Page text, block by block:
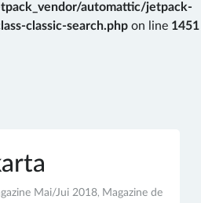
automattic/jetpack-
classic-search.php on line 1451
Mai/Jui 2018, Magazine de